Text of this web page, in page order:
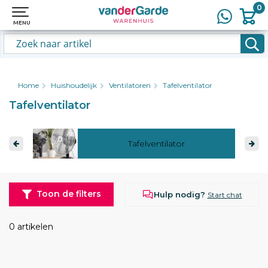
0
MENU
0
MENU
Home Huishoudelijk Ventilatoren Tafelventilator
Tafelventilator
Tafelventilator
Hulp nodig? Start chat
0 artikelen
Toon de filters